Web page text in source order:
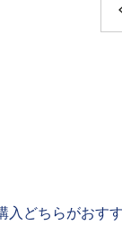
どちらがおす